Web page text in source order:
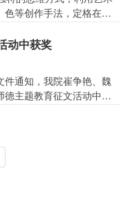
等创作手法，定格在灯
动中获奖
通知，我院崔争艳、魏
主题教育征文活动中分